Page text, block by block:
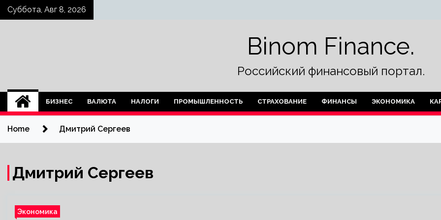
SkipСуббота, Авг 8, 2026
Binom Finance.
Российский финансовый портал.
БИЗНЕС ВАЛЮТА НАЛОГИ ПРОМЫШЛЕННОСТЬ СТРАХОВАНИЕ ФИНАНСЫ ЭКОНОМИКА
Home Дмитрий Сергеев
Дмитрий Сергеев
Экономика